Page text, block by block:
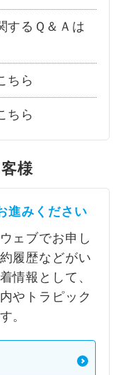
するＱ＆Ａは
ちら
ちら
様
進みください
ェブでお申し
履歴などがい
情報として、
やトラピック
。